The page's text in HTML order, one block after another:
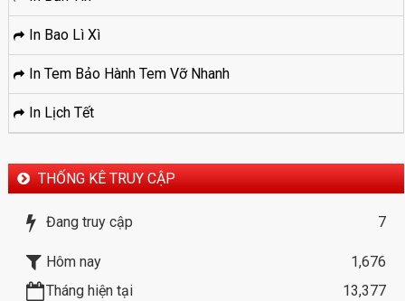
In Bao Lì Xì
In Tem Bảo Hành Tem Vỡ Nhanh
In Lịch Tết
THỐNG KÊ TRUY CẬP
Đang truy cập 7
Hôm nay
1,676
Tháng hiện tại
13,377